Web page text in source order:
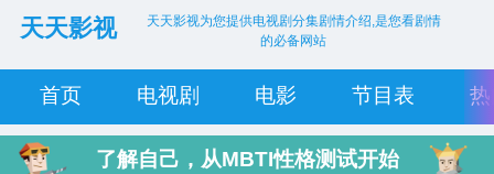
天天影视
天天影视为您提供电视剧分集剧情介绍,是您看剧情
的必备网站
首页 电视剧 电影 节目表
了解自己，从MBTI性格测试开始